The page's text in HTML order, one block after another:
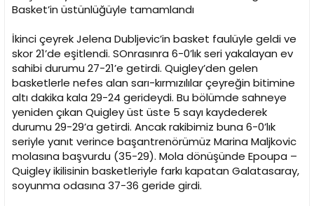
Basket’in üstünlüğüyle tamamlandı
İkinci çeyrek Jelena Dubljevic’in basket faulüyle geldi ve
skor 21’de eşitlendi. SOnrasınra 6-0’lık seri yakalayan ev
sahibi durumu 27-21’e getirdi. Quigley’den gelen
basketlerle nefes alan sarı-kırmızılılar çeyreğin bitimine
altı dakika kala 29-24 gerideydi. Bu bölümde sahneye
yeniden çıkan Quigley üst üste 5 sayı kaydederek
durumu 29-29’a getirdi. Ancak rakibimiz buna 6-0’lık
seriyle yanıt verince başantrenörümüz Marina Maljkovic
molasına başvurdu (35-29). Mola dönüşünde Epoupa –
Quigley ikilisinin basketleriyle farkı kapatan Galatasaray,
soyunma odasına 37-36 geride girdi.